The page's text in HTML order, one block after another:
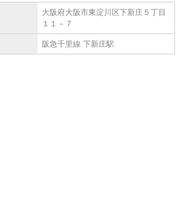
大阪府大阪市東淀川区下新庄５丁目
１１－７
阪急千里線 下新庄駅